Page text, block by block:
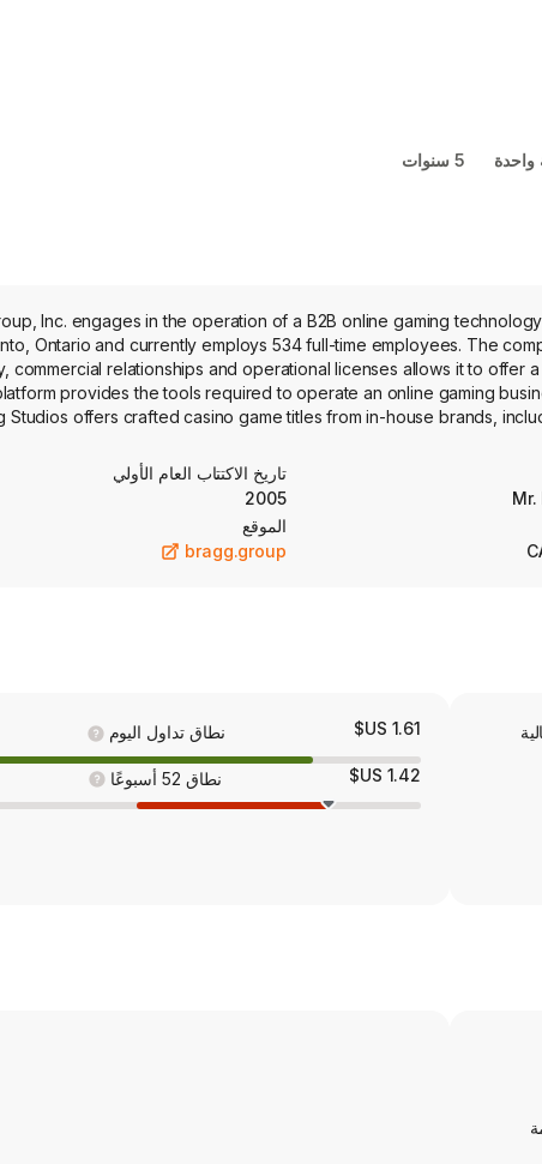
واحدة 5 سنوات
Inc. engages in the operation of a B2B online gaming
Ontario and currently employs 534 full-time employees. The
commercial relationships and operational licenses allows it to offer
provides the tools required to operate an online gaming
Studios offers crafted casino game titles from in-house brands,
Bragg’s remote games server technology are distributed via the
تاريخ الاكتتاب العام الأولي
2005
الموقع
bragg.group
1.61 US$ نطاق تداول اليوم
1.42 US$ نطاق 52 أسبوعًا